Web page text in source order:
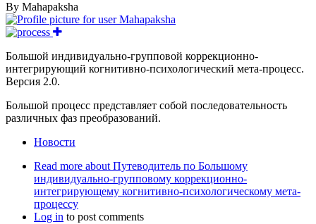
By Mahapaksha
Большой индивидуально-групповой коррекционно-
интегрирующий когнитивно-психологический мета-процесс.
Версия 2.0.
Большой процесс представляет собой последовательность
различных фаз преобразований.
Новости
Read more about Путеводитель по Большому
индивидуально-групповому коррекционно-
интегрирующему когнитивно-психологическому мета-
процессу
Log in to post comments